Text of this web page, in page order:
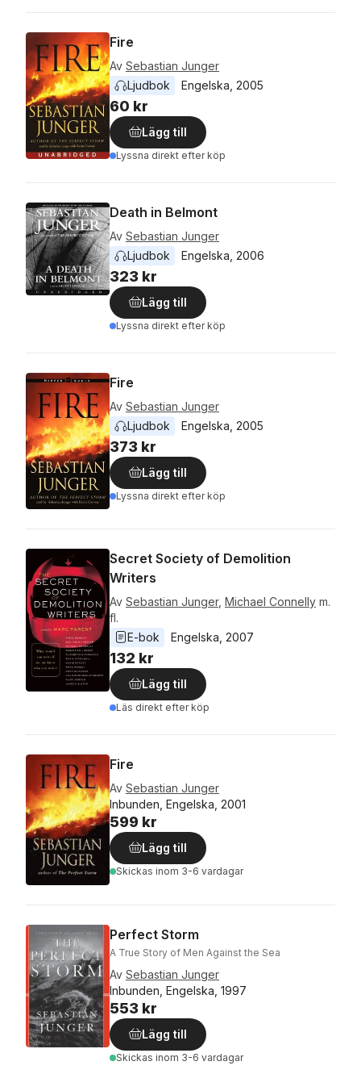
Fire
Av Sebastian Junger
Ljudbok
Engelska 2005
60 kr
Lägg till
Lyssna direkt efter köp
Death in Belmont
Av Sebastian Junger
Ljudbok
Engelska 2006
323 kr
Lägg till
Lyssna direkt efter köp
Fire
Av Sebastian Junger
Ljudbok
Engelska 2005
373 kr
Lägg till
Lyssna direkt efter köp
Secret Society of Demolition
Writers
Av Sebastian Junger, Michael Connelly m.
fl.
E-bok
Engelska 2007
132 kr
Lägg till
Läs direkt efter köp
Fire
Av Sebastian Junger
Inbunden, Engelska, 2001
599 kr
Lägg till
Skickas inom 3-6 vardagar
Perfect Storm
A True Story of Men Against the Sea
Av Sebastian Junger
Inbunden, Engelska, 1997
553 kr
Lägg till
Skickas inom 3-6 vardagar